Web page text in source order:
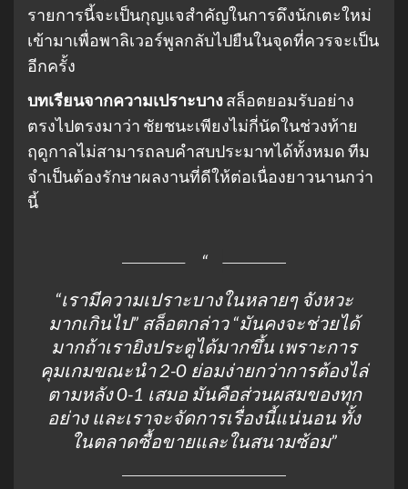
รายการนี้จะเป็นกุญแจสำคัญในการดึงนักเตะใหม่
เข้ามาเพื่อพาลิเวอร์พูลกลับไปยืนในจุดที่ควรจะเป็น
อีกครั้ง
บทเรียนจากความเปราะบางสล็อตยอมรับอย่าง
ตรงไปตรงมาว่า ชัยชนะเพียงไม่กี่นัดในช่วงท้าย
ฤดูกาลไม่สามารถลบคำสบประมาทได้ทั้งหมด ทีม
จำเป็นต้องรักษาผลงานที่ดีให้ต่อเนื่องยาวนานกว่า
นี้
“เรามีความเปราะบางในหลายๆ จังหวะ
มากเกินไป” สล็อตกล่าว “มันคงจะช่วยได้
มากถ้าเรายิงประตูได้มากขึ้น เพราะการ
คุมเกมขณะนำ 2-0 ย่อมง่ายกว่าการต้องไล่
ตามหลัง 0-1 เสมอ มันคือส่วนผสมของทุก
อย่าง และเราจะจัดการเรื่องนี้แน่นอน ทั้ง
ในตลาดซื้อขายและในสนามซ้อม”